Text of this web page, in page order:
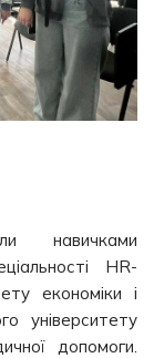
навичками
HR-
економіки і
університету
допомоги.